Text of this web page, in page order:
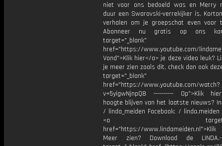
niet voor ons bedoeld was en Merry
duur een Swarovski-verrekijker is.
verhalen om je groepschat even voor
Abonneer nu gratis op ons
target="_blank"
href="https://www.youtube.com/
Vond">Klik hier</a> je deze video leuk?
je meer zien zoals dit, check dan ook
target="_blank"
href="https://www.youtube.com/watch?
v=5yigwNjnpQ8 ---------- Op">Klik
hoogte blijven van het laatste nieuws?
/ linda_meiden Facebook: /
<a
href="https://
Meer zien? Download de